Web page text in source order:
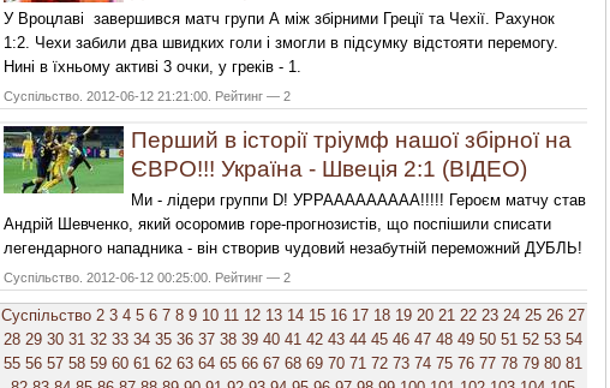
У Вроцлаві завершився матч групи А між збірними Греції та Чехії. Рахунок
1:2. Чехи забили два швидких голи і змогли в підсумку відстояти перемогу.
Нині в їхньому активі 3 очки, у греків - 1.
Суспільство. 2012-06-12 21:21:00. Рейтинг — 2
Перший в історії тріумф нашої збірної на
ЄВРО!!! Україна - Швеція 2:1 (ВІДЕО)
Ми - лідери группи D! УРРААААААААА!!!!! Героєм матчу став
Андрій Шевченко, який осоромив горе-прогнозистів, що поспішили списати
легендарного нападника - він створив чудовий незабутній переможний ДУБЛЬ!
Суспільство. 2012-06-12 00:25:00. Рейтинг — 2
Суспільство 2 3 4 5 6 7 8 9 10 11 12 13 14 15 16 17 18 19 20 21 22 23 24 25 26 27
28 29 30 31 32 33 34 35 36 37 38 39 40 41 42 43 44 45 46 47 48 49 50 51 52 53 54
55 56 57 58 59 60 61 62 63 64 65 66 67 68 69 70 71 72 73 74 75 76 77 78 79 80 81